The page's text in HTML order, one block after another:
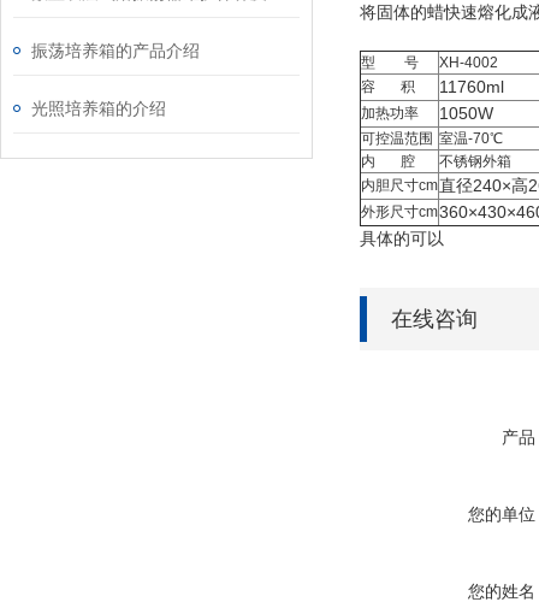
振荡培养箱的产品介绍
光照培养箱的介绍
将固体的蜡快速熔化成
型 号
XH-4002
容 积
11760ml
加热功率 1050W
可控温范围 室温-70℃
内 腔
不锈钢外箱
内胆尺寸cm直径240×高
外形尺寸cm
具体的可以
在线咨询
产品
您的单位
您的姓名